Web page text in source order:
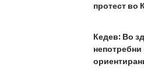
протест во
Кедев: Во